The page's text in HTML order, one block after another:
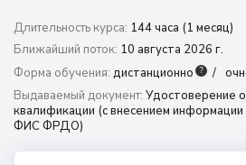
Длительность курса: 144 часа (1 месяц)
Ближайший поток: 10 августа 2026 г.
Форма обучения: дистанционно ?
Выдаваемый документ: Удостоверение
квалификации (с внесением
ФИС ФРДО)